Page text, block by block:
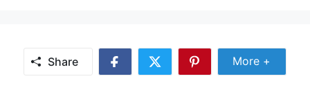
Share
Share
Share
Share
More +